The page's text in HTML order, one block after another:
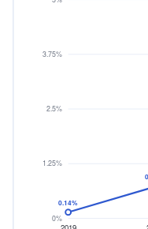
출처: 미국 FDA